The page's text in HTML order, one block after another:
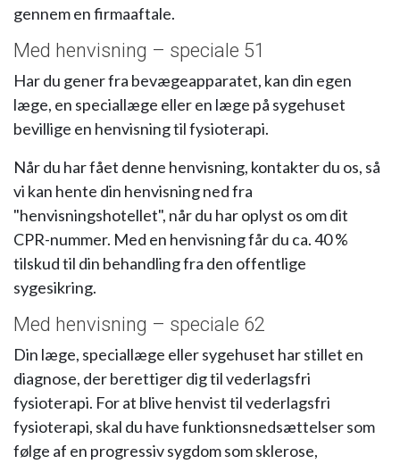
gennem en firmaaftale.
Med henvisning – speciale 51
Har du gener fra bevægeapparatet, kan din egen
læge, en speciallæge eller en læge på sygehuset
bevillige en henvisning til fysioterapi.
Når du har fået denne henvisning, kontakter du os, så
vi kan hente din henvisning ned fra
"henvisningshotellet", når du har oplyst os om dit
CPR-nummer. Med en henvisning får du ca. 40 %
tilskud til din behandling fra den offentlige
sygesikring.
Med henvisning – speciale 62
Din læge, speciallæge eller sygehuset har stillet en
diagnose, der berettiger dig til vederlagsfri
fysioterapi. For at blive henvist til vederlagsfri
fysioterapi, skal du have funktionsnedsættelser som
følge af en progressiv sygdom som sklerose,